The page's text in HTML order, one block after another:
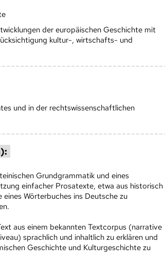
der europäischen Geschichte mit
kultur-, wirtschafts- und
und in der rechtswissenschaftlichen
Grundgrammatik und eines
einfacher Prosatexte, etwa aus historisch
Wörterbuches ins Deutsche zu
aus einem bekannten Textcorpus (narrative
sprachlich und inhaltlich zu erklären und
Geschichte und Kulturgeschichte zu